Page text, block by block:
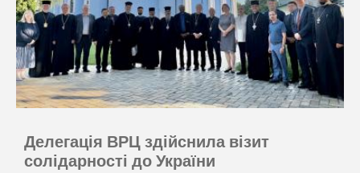
Делегація ВРЦ здійснила візит
солідарності до України